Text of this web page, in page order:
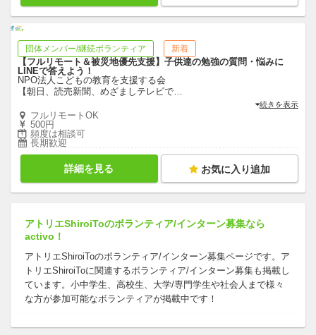
団体メンバー/継続ボランティア 新着
【フルリモート＆被災地優先支援】子供達の勉強の質問・悩みに
LINEで答えよう！
NPO法人こどもの教育を支援する会
【朝日、読売新聞、めざましテレビで…
続きを表示
フルリモートOK
500円
頻度は相談可
長期歓迎
詳細を見る お気に入り追加
アトリエShiroiToのボランティア/インターン募集なら
activo！
アトリエShiroiToのボランティア/インターン募集ページです。ア
トリエShiroiToに関連するボランティア/インターン募集も掲載し
ています。小中学生、高校生、大学/専門学生や社会人まで様々
な方が参加可能なボランティアが掲載中です！